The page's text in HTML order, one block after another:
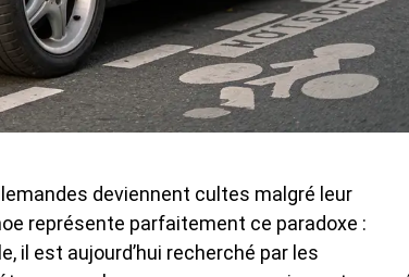
deviennent cultes malgré leur
représente parfaitement ce paradoxe :
il est aujourd’hui recherché par les